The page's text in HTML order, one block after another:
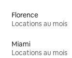
Florence
Locations au mois
Miami
Locations au mois